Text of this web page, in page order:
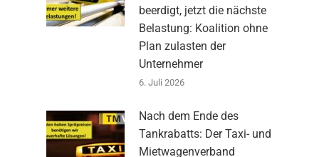
beerdigt, jetzt die nächste
Belastung: Koalition ohne
Plan zulasten der
Unternehmer
6. Juli 2026
Nach dem Ende des
Tankrabatts: Der Taxi- und
Mietwagenverband